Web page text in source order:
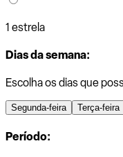
1 estrela
Dias da semana:
Escolha os dias que
Segunda-feira Terça-feira
Período: